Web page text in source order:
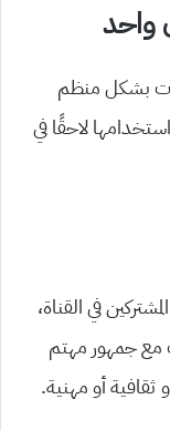
واحد
بشكل منظم
لاحقًا في
في القناة،
مع جمهور مهتم
أو مهنية.